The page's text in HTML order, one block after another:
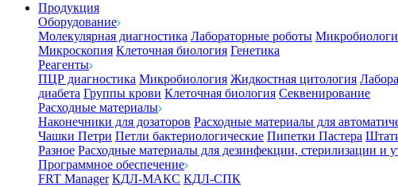
Продукция
Оборудование
Молекулярная диагностика Лабораторные роботы
Микроскопия Клеточная биология Генетика
Реагенты
ПЦР диагностика Микробиология Жидкостная цитология
диабета Группы крови Клеточная биология Секвенирование
Расходные материалы
Наконечники для дозаторов Расходные материалы для
Чашки Петри Петли бактериологические Пипетки Пастера
Разное Расходные материалы для дезинфекции, стерилизации и
Программное обеспечение
FRT Manager КДЛ-МАКС КДЛ-СПК